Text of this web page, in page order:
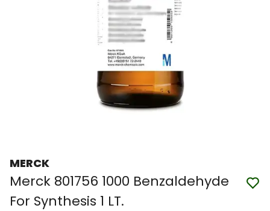
MERCK
Merck 801756 1000 Benzaldehyde
For Synthesis 1 LT.